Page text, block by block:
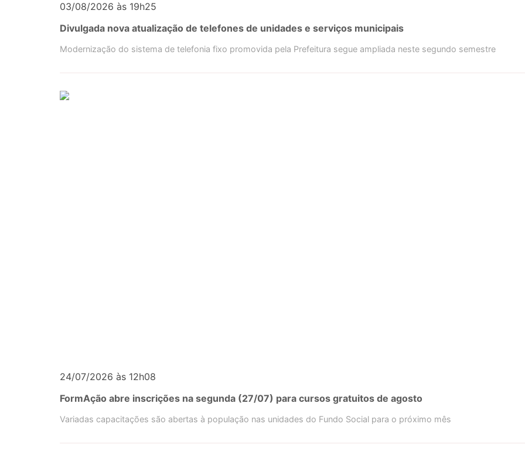
03/08/2026 às 19h25
Divulgada nova atualização de telefones de unidades e serviços municipais
Modernização do sistema de telefonia fixo promovida pela Prefeitura segue ampliada neste segundo semestre
24/07/2026 às 12h08
FormAção abre inscrições na segunda (27/07) para cursos gratuitos de agosto
Variadas capacitações são abertas à população nas unidades do Fundo Social para o próximo mês